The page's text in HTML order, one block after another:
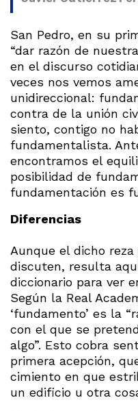
San Pedro, en su
“dar razón de
en el discurso
veces nos vemos
unidireccional:
contra de la unión
siento, contigo no
fundamentalista.
encontramos el
posibilidad de
fundamentación es
Diferencias
Aunque el dicho
discuten, resulta
diccionario para ver
Según la Real
‘fundamento’ es la
con el que se
algo”. Esto cobra
primera acepción,
cimiento en que
un edificio u otra